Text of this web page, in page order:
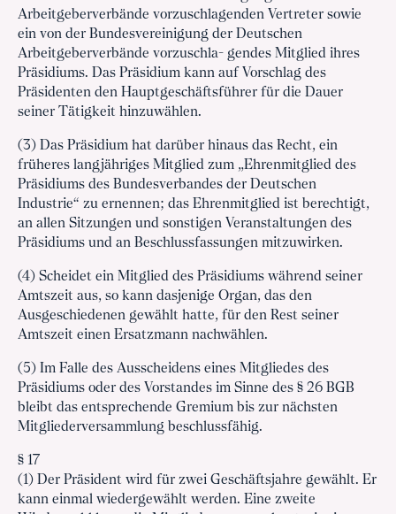
Arbeitgeberverbände vorzuschlagenden Vertreter sowie
ein von der Bundesvereinigung der Deutschen
Arbeitgeberverbände vorzuschla- gendes Mitglied ihres
Präsidiums. Das Präsidium kann auf Vorschlag des
Präsidenten den Hauptgeschäftsführer für die Dauer
seiner Tätigkeit hinzuwählen.
(3) Das Präsidium hat darüber hinaus das Recht, ein
früheres langjähriges Mitglied zum „Ehrenmitglied des
Präsidiums des Bundesverbandes der Deutschen
Industrie“ zu ernennen; das Ehrenmitglied ist berechtigt,
an allen Sitzungen und sonstigen Veranstaltungen des
Präsidiums und an Beschlussfassungen mitzuwirken.
(4) Scheidet ein Mitglied des Präsidiums während seiner
Amtszeit aus, so kann dasjenige Organ, das den
Ausgeschiedenen gewählt hatte, für den Rest seiner
Amtszeit einen Ersatzmann nachwählen.
(5) Im Falle des Ausscheidens eines Mitgliedes des
Präsidiums oder des Vorstandes im Sinne des § 26 BGB
bleibt das entsprechende Gremium bis zur nächsten
Mitgliederversammlung beschlussfähig.
§ 17
(1) Der Präsident wird für zwei Geschäftsjahre gewählt. Er
kann einmal wiedergewählt werden. Eine zweite